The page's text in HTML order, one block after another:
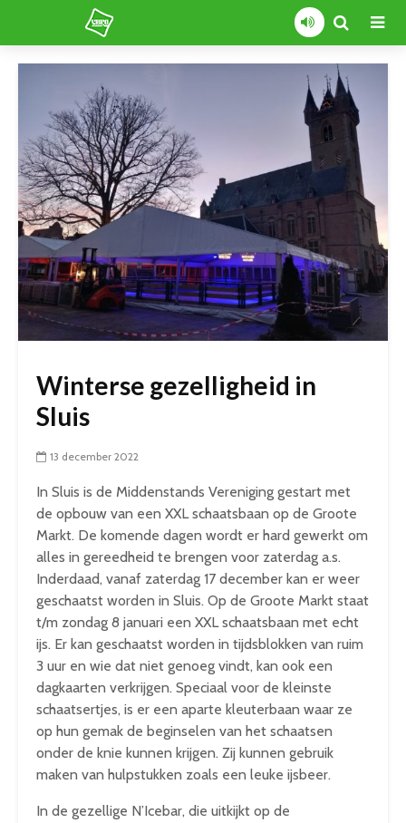
Winterse gezelligheid in
Sluis
13 december 2022
In Sluis is de Middenstands Vereniging gestart met
de opbouw van een XXL schaatsbaan op de Groote
Markt. De komende dagen wordt er hard gewerkt om
alles in gereedheid te brengen voor zaterdag a.s.
Inderdaad, vanaf zaterdag 17 december kan er weer
geschaatst worden in Sluis. Op de Groote Markt staat
t/m zondag 8 januari een XXL schaatsbaan met echt
ijs. Er kan geschaatst worden in tijdsblokken van ruim
3 uur en wie dat niet genoeg vindt, kan ook een
dagkaarten verkrijgen. Speciaal voor de kleinste
schaatsertjes, is er een aparte kleuterbaan waar ze
op hun gemak de beginselen van het schaatsen
onder de knie kunnen krijgen. Zij kunnen gebruik
maken van hulpstukken zoals een leuke ijsbeer.
In de gezellige N’Icebar, die uitkijkt op de